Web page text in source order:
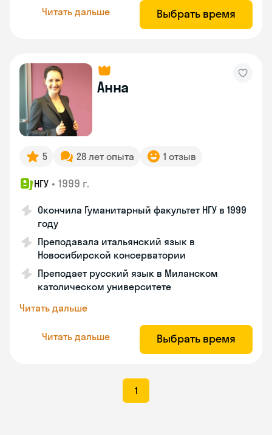
Читать дальше Выбрать время
Анна
5 28 лет опыта 1 отзыв
НГУ • 1999 г.
Окончила Гуманитарный факультет НГУ в 1999
году
Преподавала итальянский язык в
Новосибирской консерватории
Преподает русский язык в Миланском
католическом университете
Читать дальше
Читать дальше Выбрать время
1